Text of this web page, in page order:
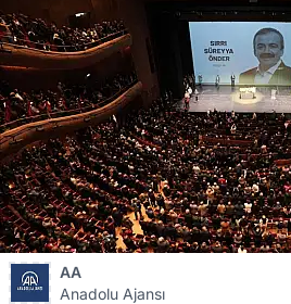
AA
Anadolu Ajansı